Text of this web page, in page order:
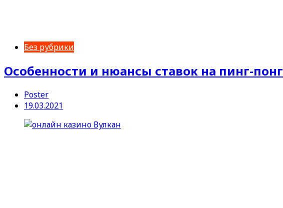
Без рубрики
Особенности и нюансы ставок на пинг-понг
Poster
19.03.2021